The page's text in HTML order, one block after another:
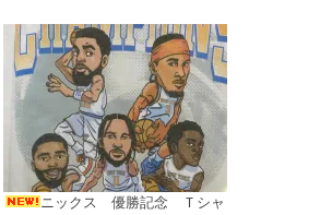
ニックス 優勝記念 Ｔシャ